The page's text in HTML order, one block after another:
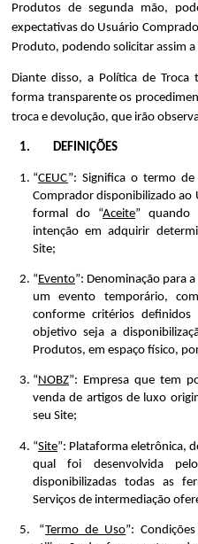
Produtos de segunda mão,
expectativas do Usuário
Produto, podendo solicitar assim
Diante disso, a Política de
forma transparente os
troca e devolução, que irão
DEFINIÇÕES
“CEUC”: Significa o termo de
Comprador disponibilizado ao
formal do “Aceite” quando
intenção em adquirir
Site;
“ Evento”: Denominação para
um evento temporário,
conforme critérios definidos
objetivo seja a
Produtos, em espaço físico,
“NOBZ”: Empresa que tem
venda de artigos de luxo
seu Site;
“Site”: Plataforma eletrônica,
qual foi desenvolvida
disponibilizadas todas as
Serviços de intermediação
“Termo de Uso”: